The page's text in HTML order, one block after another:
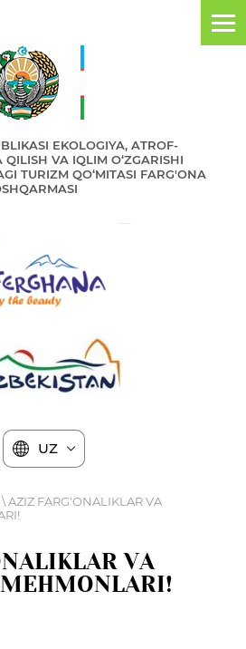
EKOLOGIYA, ATROF-
VA IQLIM O‘ZGARISHI
TURIZM QO‘MITASI FARG'ONA
UZ
\ AZIZ FARG'ONALIKLAR VA
VA